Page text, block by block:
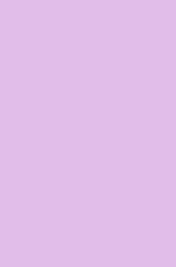
室（テーマルー
オの人気キャラ
め込んでデザイ